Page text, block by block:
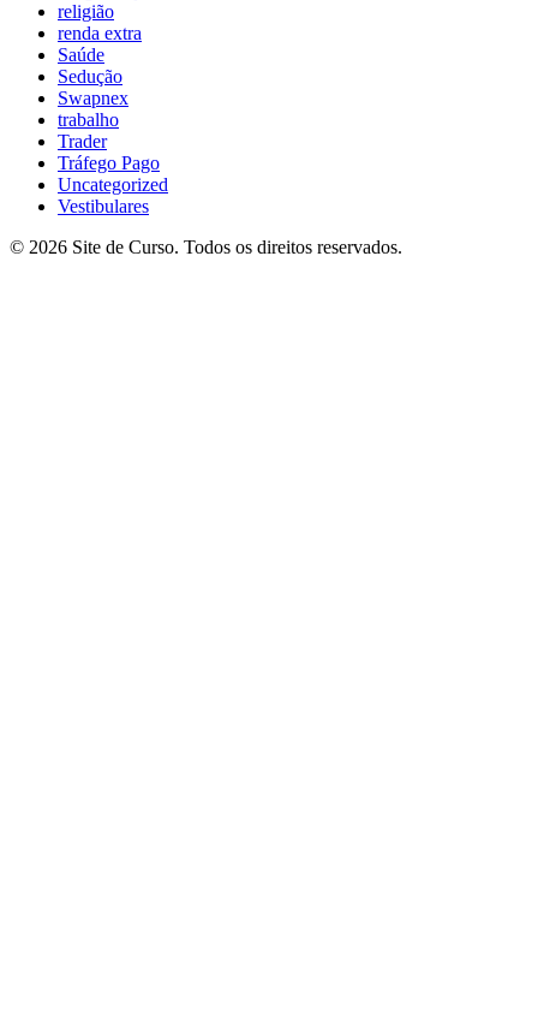
religião
renda extra
Saúde
Sedução
Swapnex
trabalho
Trader
Tráfego Pago
Uncategorized
Vestibulares
© 2026 Site de Curso. Todos os direitos reservados.